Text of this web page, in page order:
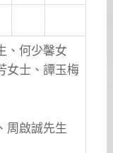
、何少馨女
女士、譚玉梅
周啟誠先生